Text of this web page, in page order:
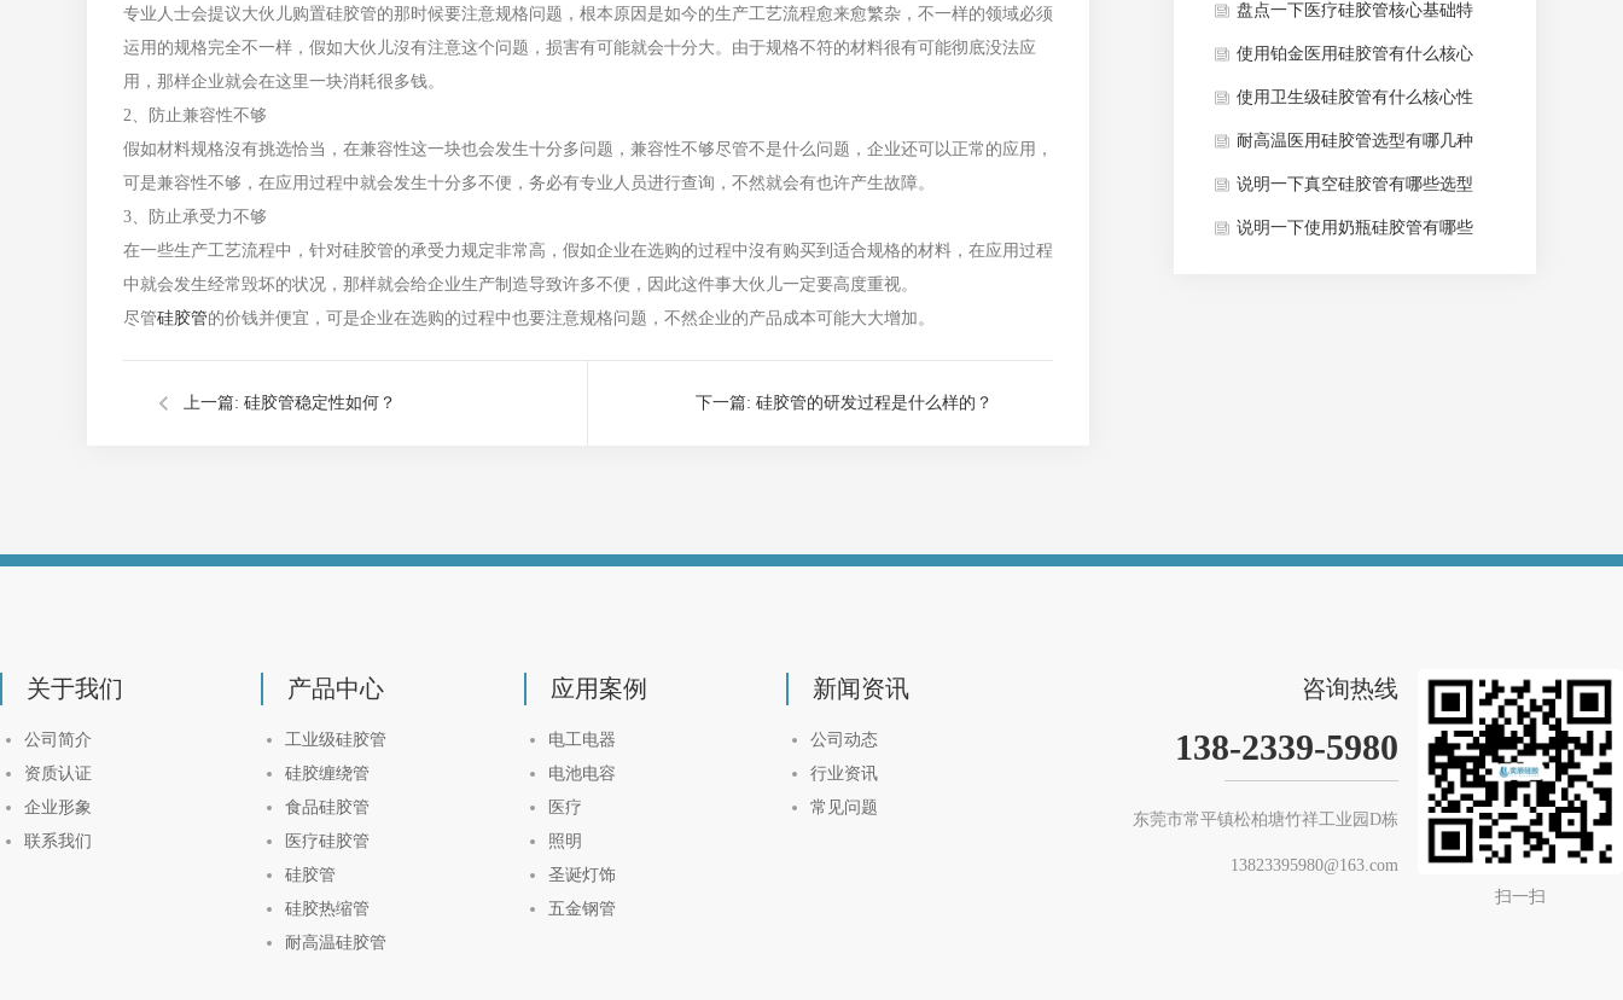
专业人士会提议大伙儿购置硅胶管的那时候要注意规格问题，根本原因是如今的生产工艺流程愈来愈繁杂，不一样的领域必须
运用的规格完全不一样，假如大伙儿沒有注意这个问题，损害有可能就会十分大。由于规格不符的材料很有可能彻底没法应
用，那样企业就会在这里一块消耗很多钱。
2、防止兼容性不够
假如材料规格沒有挑选恰当，在兼容性这一块也会发生十分多问题，兼容性不够尽管不是什么问题，企业还可以正常的应用，
可是兼容性不够，在应用过程中就会发生十分多不便，务必有专业人员进行查询，不然就会有也许产生故障。
3、防止承受力不够
在一些生产工艺流程中，针对硅胶管的承受力规定非常高，假如企业在选购的过程中沒有购买到适合规格的材料，在应用过程
中就会发生经常毁坏的状况，那样就会给企业生产制造导致许多不便，因此这件事大伙儿一定要高度重视。
尽管硅胶管的价钱并便宜，可是企业在选购的过程中也要注意规格问题，不然企业的产品成本可能大大增加。
上一篇: 硅胶管稳定性如何？ 下一篇: 硅胶管的研发过程是什么样的？
产质量的问题？
盘点一下医疗硅胶管核心基础特
性有哪些？
使用铂金医用硅胶管有什么核心
工艺特点？
使用卫生级硅胶管有什么核心性
能优势？
耐高温医用硅胶管选型有哪几种
结构？
说明一下真空硅胶管有哪些选型
关键要点？
说明一下使用奶瓶硅胶管有哪些
关于我们
公司简介
资质认证
企业形象
联系我们
产品中心
工业级硅胶管
硅胶缠绕管
食品硅胶管
医疗硅胶管
硅胶管
硅胶热缩管
耐高温硅胶管
应用案例
电工电器
电池电容
医疗
照明
圣诞灯饰
五金钢管
新闻资讯
公司动态
行业资讯
常见问题
咨询热线
138-2339-5980
东莞市常平镇松柏塘竹祥工业园D栋
13823395980@163.com
扫一扫